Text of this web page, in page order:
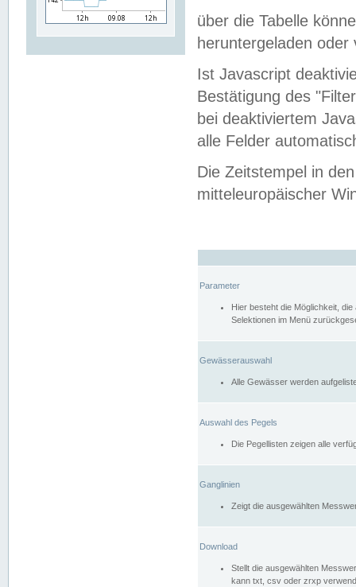
über die Tabelle
heruntergeladen oder
Ist Javascript
Bestätigung des
bei deaktiviertem
alle Felder
Die Zeitstempel in
mitteleuropäischer
Parameter
Hier besteht die Möglichkeit,
Selektionen im Menü
Gewässerauswahl
Alle Gewässer werden
Auswahl des Pegels
Die Pegellisten zeigen alle
Ganglinien
Zeigt die ausgewählten
Download
Stellt die ausgewählten
kann txt, csv oder zrxp